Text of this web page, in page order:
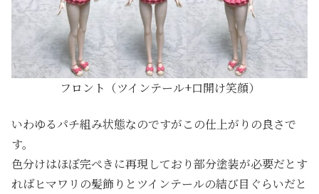
フロント（ツインテール+口開け笑顔）
いわゆるパチ組み状態なのですがこの仕上がりの良さで
す。
色分けはほぼ完ぺきに再現しており部分塗装が必要だとす
ればヒマワリの髪飾りとツインテールの結び目ぐらいだと